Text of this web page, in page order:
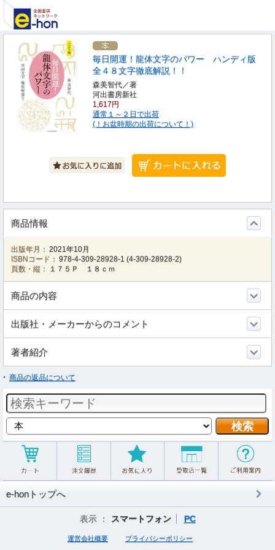
毎日開運！龍体文字のパワー ハンディ版
全４８文字徹底解説！！
森美智代／著
河出書房新社
1,617円
通常１～２日で出荷
(！お盆時期の出荷について！)
商品情報
出版年月： 2021年10月
ISBNコード： 978-4-309-28928-1 (4-309-28928-2)
頁数・縦：
１７５Ｐ １８ｃｍ
商品の内容
出版社・メーカーからのコメント
著者紹介
商品の返品について
e-honトップへ
表示 ： スマートフォン PC
運営会社概要 プライバシーポリシー